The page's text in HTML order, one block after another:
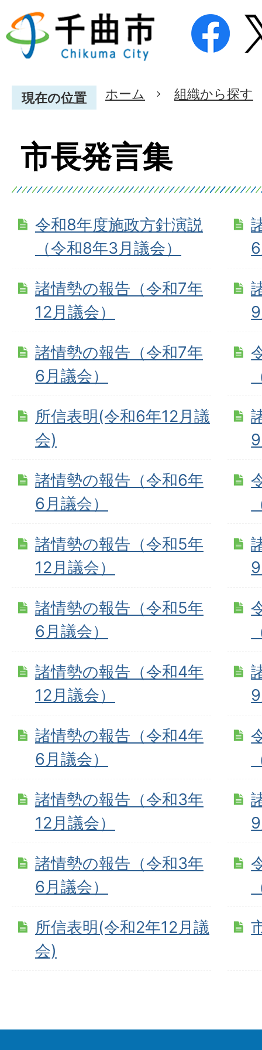
現在の位置 ホーム 組織から探す
市長発言集
令和8年度施政方針演説
（令和8年3月議会）
諸情勢の報告（令和7年
12月議会）
諸情勢の報告（令和7年
6月議会）
所信表明(令和6年12月議
会)
諸情勢の報告（令和6年
6月議会）
諸情勢の報告（令和5年
12月議会）
諸情勢の報告（令和5年
6月議会）
諸情勢の報告（令和4年
12月議会）
諸情勢の報告（令和4年
6月議会）
諸情勢の報告（令和3年
12月議会）
諸情勢の報告（令和3年
6月議会）
所信表明(令和2年12月議
会)